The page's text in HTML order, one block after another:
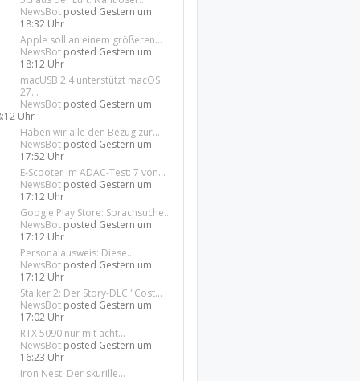
NewsBot posted Gestern um
18:32 Uhr
Apple soll an einem größeren...
NewsBot posted Gestern um
18:12 Uhr
macUSB 2.4 unterstützt macOS
27...
NewsBot posted Gestern um
Uhr
Haben wir alle den Bezug zur...
NewsBot posted Gestern um
17:52 Uhr
E-Scooter im ADAC-Test: 7 von...
NewsBot posted Gestern um
17:12 Uhr
Google Play Store: Sprachsuche...
NewsBot posted Gestern um
17:12 Uhr
Personalausweis: Diese...
NewsBot posted Gestern um
17:12 Uhr
Stalker 2: Der Story-DLC "Cost...
NewsBot posted Gestern um
17:02 Uhr
RTX 5090 nur mit acht...
NewsBot posted Gestern um
16:23 Uhr
Iron Nest: Der skurille...